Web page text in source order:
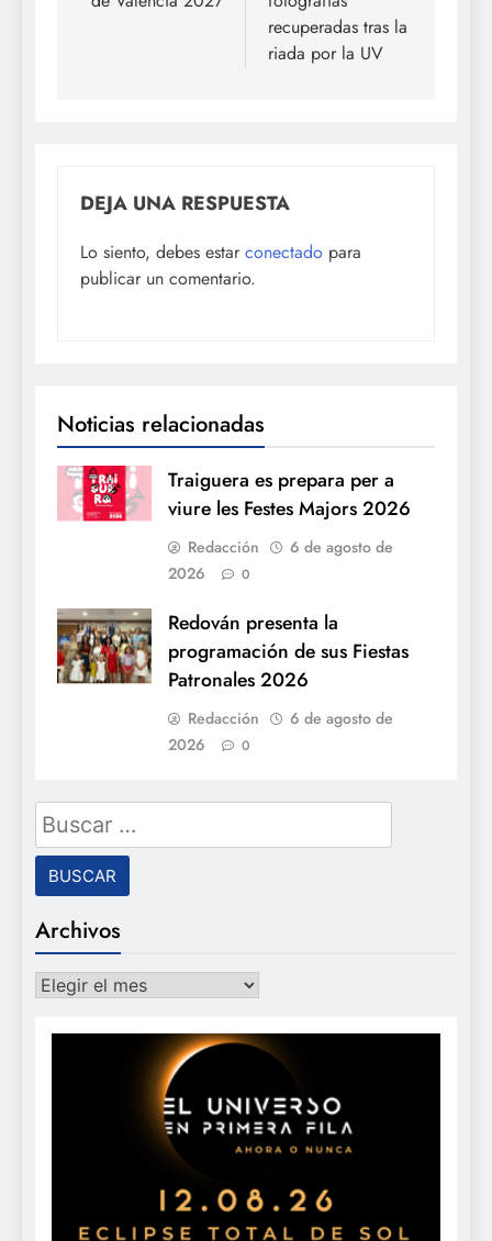
recuperadas tras la
riada por la UV
DEJA UNA RESPUESTA
Lo siento, debes estar conectado para
publicar un comentario.
Noticias relacionadas
Traiguera es prepara per a
viure les Festes Majors 2026
Redacción
6 de agosto de
2026
0
Redován presenta la
programación de sus Fiestas
Patronales 2026
Redacción
6 de agosto de
2026
0
Buscar:
Archivos
Archivos